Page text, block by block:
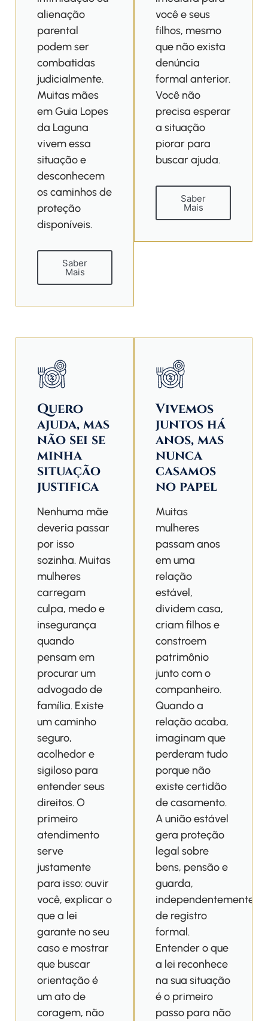
alienação
parental
podem ser
combatidas
judicialmente.
Muitas mães
em Guia Lopes
da Laguna
vivem essa
situação e
desconhecem
os caminhos de
proteção
disponíveis.
Saber
Mais
você e seus
filhos, mesmo
que não exista
denúncia
formal anterior.
Você não
precisa esperar
a situação
piorar para
buscar ajuda.
Saber
Mais
Quero
ajuda, mas
não sei se
minha
situação
justifica
Nenhuma mãe
deveria passar
por isso
sozinha. Muitas
mulheres
carregam
culpa, medo e
insegurança
quando
pensam em
procurar um
advogado de
família. Existe
um caminho
seguro,
acolhedor e
sigiloso para
entender seus
direitos. O
primeiro
atendimento
serve
justamente
para isso: ouvir
você, explicar o
que a lei
garante no seu
caso e mostrar
que buscar
orientação é
um ato de
coragem, não
Vivemos
juntos há
anos, mas
nunca
casamos
no papel
Muitas
mulheres
passam anos
em uma
relação
estável,
dividem casa,
criam filhos e
constroem
patrimônio
junto com o
companheiro.
Quando a
relação acaba,
imaginam que
perderam tudo
porque não
existe certidão
de casamento.
A união estável
gera proteção
legal sobre
bens, pensão e
guarda,
independentemente
de registro
formal.
Entender o que
a lei reconhece
na sua situação
é o primeiro
passo para não